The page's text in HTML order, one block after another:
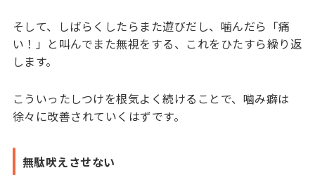
そして、しばらくしたらまた遊びだし、噛んだら「痛
い！」と叫んでまた無視をする、これをひたすら繰り返
します。
こういったしつけを根気よく続けることで、噛み癖は
徐々に改善されていくはずです。
無駄吠えさせない